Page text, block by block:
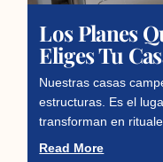
Los Planes
Eliges Tu
Nuestras casas
estructuras. Es el
transforman en
Read More